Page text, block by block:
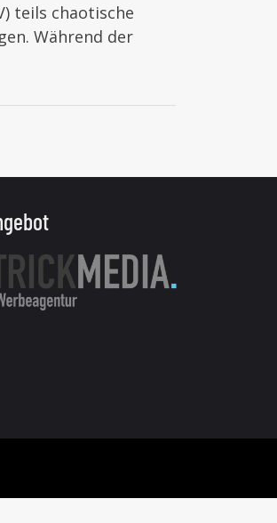
teils chaotische
Während der